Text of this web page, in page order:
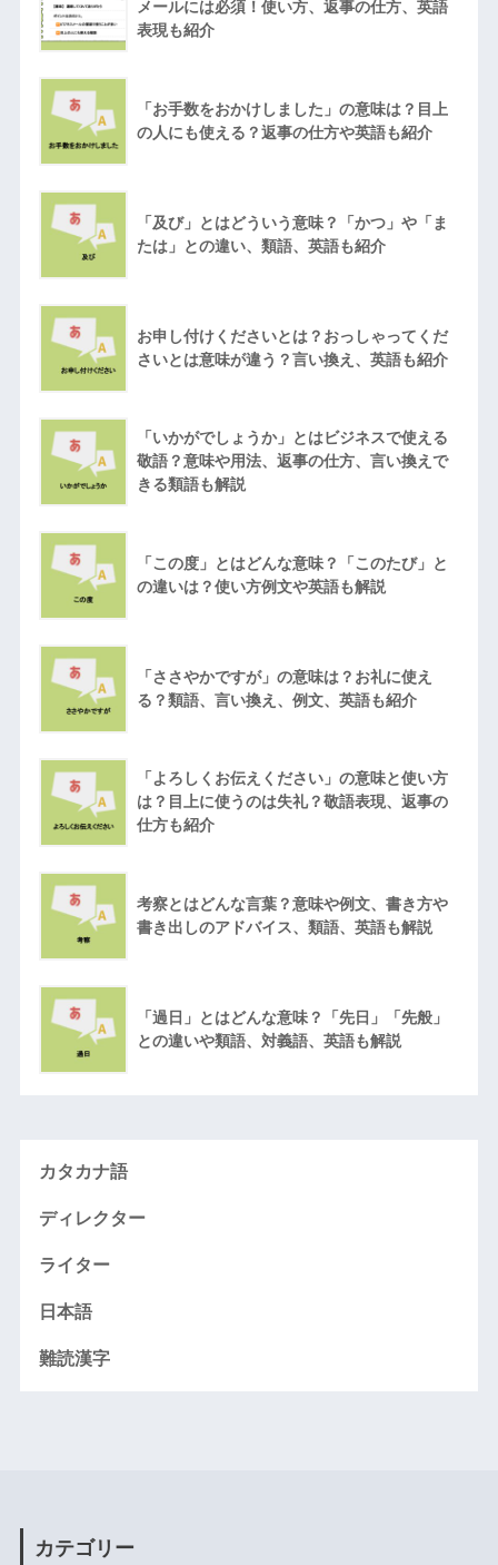
メールには必須！使い方、返事の仕方、英語
表現も紹介
「お手数をおかけしました」の意味は？目上
の人にも使える？返事の仕方や英語も紹介
「及び」とはどういう意味？「かつ」や「ま
たは」との違い、類語、英語も紹介
お申し付けくださいとは？おっしゃってくだ
さいとは意味が違う？言い換え、英語も紹介
「いかがでしょうか」とはビジネスで使える
敬語？意味や用法、返事の仕方、言い換えで
きる類語も解説
「この度」とはどんな意味？「このたび」と
の違いは？使い方例文や英語も解説
「ささやかですが」の意味は？お礼に使え
る？類語、言い換え、例文、英語も紹介
「よろしくお伝えください」の意味と使い方
は？目上に使うのは失礼？敬語表現、返事の
仕方も紹介
考察とはどんな言葉？意味や例文、書き方や
書き出しのアドバイス、類語、英語も解説
「過日」とはどんな意味？「先日」「先般」
との違いや類語、対義語、英語も解説
カタカナ語
ディレクター
ライター
日本語
難読漢字
カテゴリー